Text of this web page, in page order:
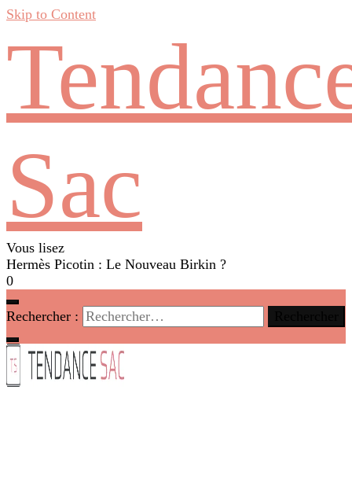
Skip to Content
Sac
Vous lisez
Hermès Picotin : Le Nouveau Birkin ?
0
Rechercher :